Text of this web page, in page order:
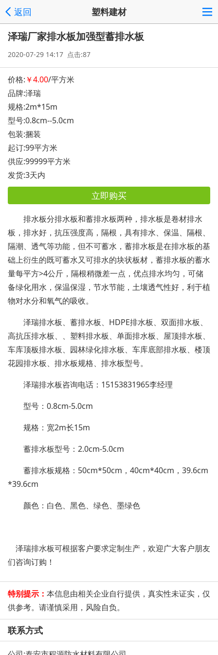
返回 塑料建材
泽瑞厂家排水板加强型蓄排水板
2020-07-29 14:17 点击:87
价格: ￥4.00/平方米
品牌:泽瑞
规格:2m*15m
型号:0.8cm--5.0cm
包装:捆装
起订:99平方米
供应:99999平方米
发货:3天内
立即购买
排水板分排水板和蓄排水板两种，排水板是卷材排水
板，排水好 ，抗压强度高，隔根，具有排水、保温、隔根、
隔潮、透气等功能，但不可蓄水，蓄排水板是在排水板的基
础上衍生的既可蓄水又可排水的块状板材，蓄排水板的蓄水
量每平方>4公斤，隔根稍微差一点，优点排水均匀，可储
备绿化用水，保温保湿，节水节能，土壤透气性好，利于植
物对水分和氧气的吸收。
泽瑞排水板、蓄排水板、 HDPE排水板、双面排水板、
高抗压排水板、、塑料排水板、单面排水板、屋顶排水板、
车库顶板排水板、园林绿化排水板、车库底部排水板、楼顶
花园排水板、排水板规格、排水板型号。
泽瑞排水板咨询电话： 15153831965李经理
型号：0.8cm-5.0cm
规格：宽2m长15m
蓄排水板型号： 2.0cm-5.0cm
蓄排水板规格： 50cm*50cm，40cm*40cm，39.6cm
*39.6cm
颜色：白色、黑色、绿色、墨绿色
泽瑞排水板可根据客户要求定制生产，欢迎广大客户朋友
们咨询订购！
特别提示： 本信息由相关企业自行提供，真实性未证实，仅
供参考。请谨慎采用，风险自负。
联系方式